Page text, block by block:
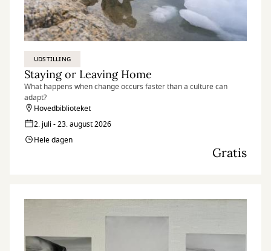
UDSTILLING
Staying or Leaving Home
What happens when change occurs faster than a culture can
adapt?
Hovedbiblioteket
2. juli - 23. august 2026
Hele dagen
Gratis